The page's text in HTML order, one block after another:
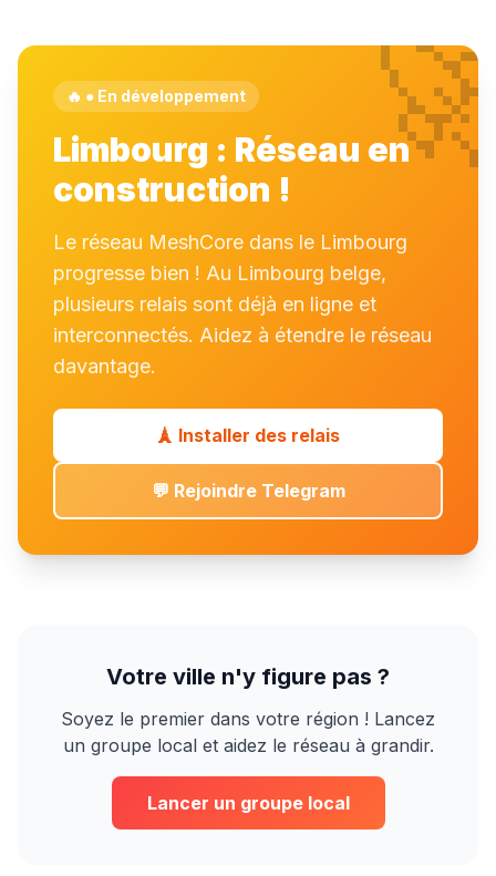
🔥 ● En développement
Limbourg : Réseau en
construction !
Le réseau MeshCore dans le Limbourg
progresse bien ! Au Limbourg belge,
plusieurs relais sont déjà en ligne et
interconnectés. Aidez à étendre le réseau
davantage.
🗼 Installer des relais
💬 Rejoindre Telegram
Votre ville n'y figure pas ?
Soyez le premier dans votre région ! Lancez
un groupe local et aidez le réseau à grandir.
Lancer un groupe local